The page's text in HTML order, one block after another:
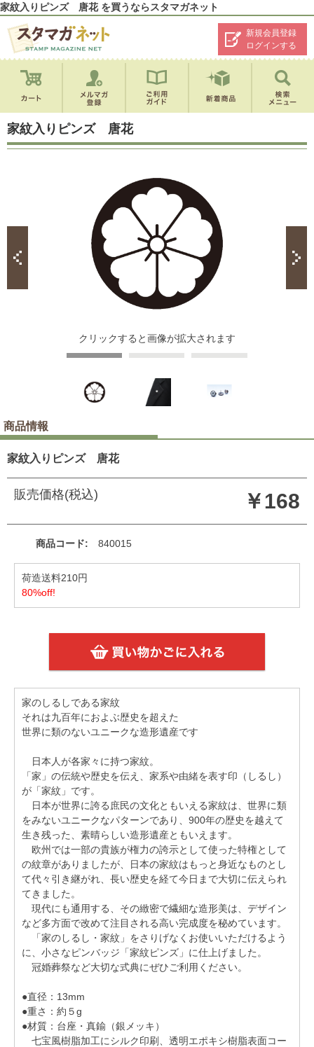
家紋入りピンズ 唐花 を買うならスタマガネット
新規会員登録
ログインする
家紋入りピンズ 唐花
クリックすると画像が拡大されます
商品情報
家紋入りピンズ 唐花
販売価格(税込) ￥168
商品コード 840015
荷造送料210円
80%off!
家のしるしである家紋
それは九百年におよぶ歴史を超えた
世界に類のないユニークな造形遺産です
日本人が各家々に持つ家紋。
「家」の伝統や歴史を伝え、家系や由緒を表す印（しるし）
が「家紋」です。
日本が世界に誇る庶民の文化ともいえる家紋は、世界に類
をみないユニークなパターンであり、900年の歴史を越えて
生き残った、素晴らしい造形遺産ともいえます。
欧州では一部の貴族が権力の誇示として使った特権として
の紋章がありましたが、日本の家紋はもっと身近なものとし
て代々引き継がれ、長い歴史を経て今日まで大切に伝えられ
てきました。
現代にも通用する、その緻密で繊細な造形美は、デザイン
など多方面で改めて注目される高い完成度を秘めています。
「家のしるし・家紋」をさりげなくお使いいただけるよう
に、小さなピンバッジ「家紋ピンズ」に仕上げました。
冠婚葬祭など大切な式典にぜひご利用ください。
●直径：13mm
●重さ：約５g
●材質：台座・真鍮（銀メッキ）
七宝風樹脂加工にシルク印刷、透明エポキシ樹脂表面コー